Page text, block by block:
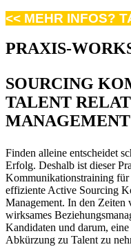
<< MEHR INFOS?
PRAXIS-
SOURCING
TALENT
MANAGEMENT
Finden alleine entscheidet
Erfolg. Deshalb ist dieser
Kommunikationstraining für
effiziente Active Sourcing
Management. In den Zeiten
wirksames
Kandidaten und darum,
Abkürzung zu Talent zu